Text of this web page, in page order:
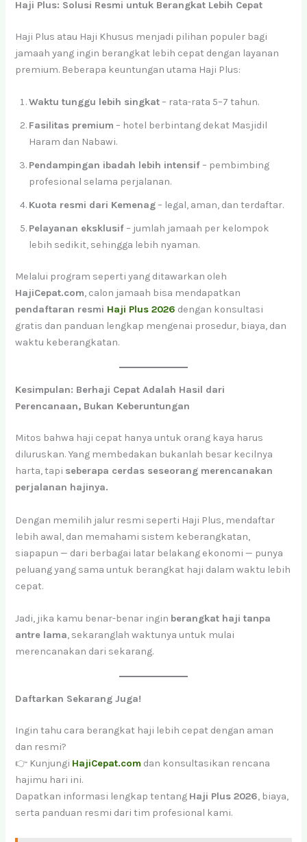
Haji Plus: Solusi Resmi untuk Berangkat Lebih Cepat
Haji Plus atau Haji Khusus menjadi pilihan populer bagi
jamaah yang ingin berangkat lebih cepat dengan layanan
premium. Beberapa keuntungan utama Haji Plus:
Waktu tunggu lebih singkat– rata-rata 5–7 tahun.
Fasilitas premium – hotel berbintang dekat Masjidil
Haram dan Nabawi.
Pendampingan ibadah lebih intensif– pembimbing
profesional selama perjalanan.
Kuota resmi dari Kemenag– legal, aman, dan terdaftar.
Pelayanan eksklusif– jumlah jamaah per kelompok
lebih sedikit, sehingga lebih nyaman.
Melalui program seperti yang ditawarkan oleh
HajiCepat.com, calon jamaah bisa mendapatkan
pendaftaran resmi Haji Plus 2026 dengan konsultasi
gratis dan panduan lengkap mengenai prosedur, biaya, dan
waktu keberangkatan.
Kesimpulan: Berhaji Cepat Adalah Hasil dari
Perencanaan, Bukan Keberuntungan
Mitos bahwa haji cepat hanya untuk orang kaya harus
diluruskan. Yang membedakan bukanlah besar kecilnya
harta, tapi seberapa cerdas seseorang merencanakan
perjalanan hajinya.
Dengan memilih jalur resmi seperti Haji Plus, mendaftar
lebih awal, dan memahami sistem keberangkatan,
siapapun — dari berbagai latar belakang ekonomi — punya
peluang yang sama untuk berangkat haji dalam waktu lebih
cepat.
Jadi, jika kamu benar-benar ingin berangkat haji tanpa
antre lama, sekaranglah waktunya untuk mulai
merencanakan dari sekarang.
Daftarkan Sekarang Juga!
Ingin tahu cara berangkat haji lebih cepat dengan aman
dan resmi?
👉 Kunjungi HajiCepat.com dan konsultasikan rencana
hajimu hari ini.
Dapatkan informasi lengkap tentang Haji Plus 2026, biaya,
serta panduan resmi dari tim profesional kami.